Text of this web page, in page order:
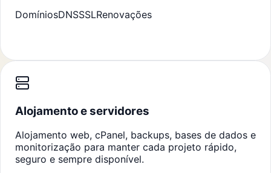
DomíniosDNSSSLRenovações
Alojamento e servidores
Alojamento web, cPanel, backups, bases de dados e
monitorização para manter cada projeto rápido,
seguro e sempre disponível.